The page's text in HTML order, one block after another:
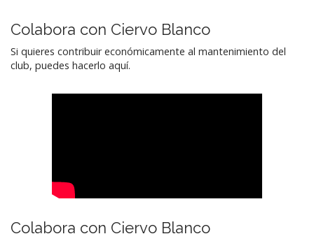
Colabora con Ciervo Blanco
Si quieres contribuir económicamente al mantenimiento del
club, puedes hacerlo aquí.
Colabora con Ciervo Blanco